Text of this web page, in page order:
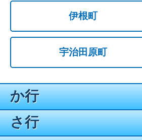
伊根町
宇治田原町
か行
さ行